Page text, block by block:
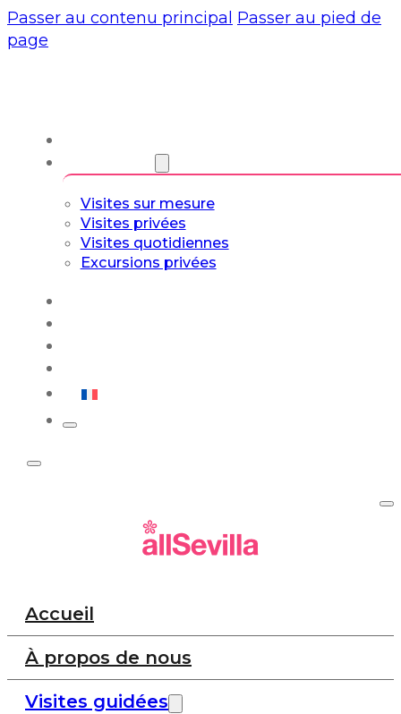
Passer au contenu principal Passer au pied de
page
Visites sur mesure
Visites privées
Visites quotidiennes
Excursions privées
Accueil
À propos de nous
Visites guidées